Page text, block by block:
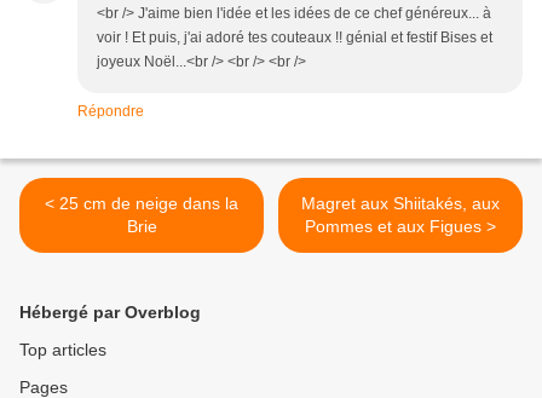
<br /> J'aime bien l'idée et les idées de ce chef généreux... à
voir ! Et puis, j'ai adoré tes couteaux !! génial et festif Bises et
joyeux Noël...<br /> <br /> <br />
Répondre
< 25 cm de neige dans la
Brie
Magret aux Shiitakés, aux
Pommes et aux Figues >
Hébergé par Overblog
Top articles
Pages